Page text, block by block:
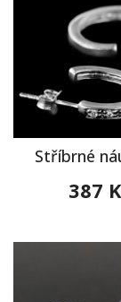
Stříbrné
387